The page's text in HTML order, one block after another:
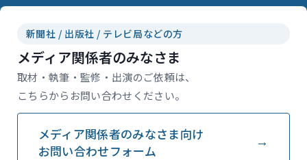
新聞社 / 出版社 / テレビ局などの方
メディア関係者のみなさま
取材・執筆・監修・出演のご依頼は、
こちらからお問い合わせください。
メディア関係者のみなさま向け
お問い合わせフォーム